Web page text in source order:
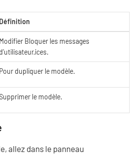
Définition
Modifier Bloquer les messages
Pour dupliquer le modèle.
le modèle.
allez dans le panneau